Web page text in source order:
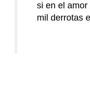
si en el
mil derrotas